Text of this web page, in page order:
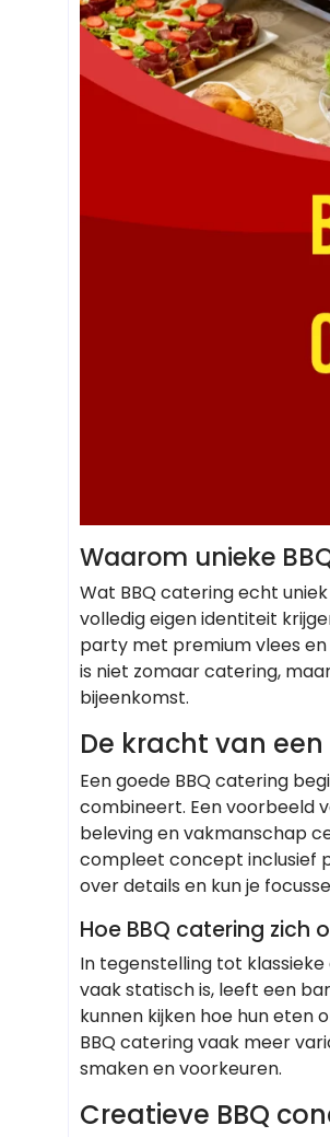
Waarom unieke
Wat BBQ catering echt
volledig eigen identiteit
party met premium vlees en
is niet zomaar catering,
bijeenkomst.
De kracht van
Een goede BBQ catering
combineert. Een voorbeeld
beleving en vakmanschap
compleet concept inclusief
over details en kun je
Hoe BBQ catering
In tegenstelling tot
vaak statisch is, leeft een
kunnen kijken hoe hun eten
BBQ catering vaak meer
smaken en voorkeuren.
Creatieve BBQ